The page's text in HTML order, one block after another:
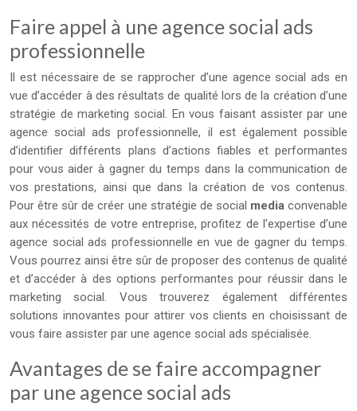
Faire appel à une agence social ads
professionnelle
Il est nécessaire de se rapprocher d’une agence social ads en
vue d’accéder à des résultats de qualité lors de la création d’une
stratégie de marketing social. En vous faisant assister par une
agence social ads professionnelle, il est également possible
d’identifier différents plans d’actions fiables et performantes
pour vous aider à gagner du temps dans la communication de
vos prestations, ainsi que dans la création de vos contenus.
Pour être sûr de créer une stratégie de social mediaconvenable
aux nécessités de votre entreprise, profitez de l’expertise d’une
agence social ads professionnelle en vue de gagner du temps.
Vous pourrez ainsi être sûr de proposer des contenus de qualité
et d’accéder à des options performantes pour réussir dans le
marketing social. Vous trouverez également différentes
solutions innovantes pour attirer vos clients en choisissant de
vous faire assister par une agence social ads spécialisée.
Avantages de se faire accompagner
par une agence social ads